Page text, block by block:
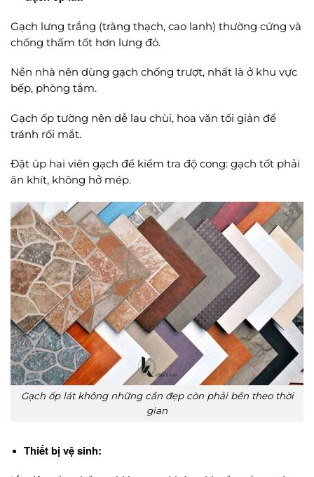
Gạch lưng trắng (tràng thạch, cao lanh) thường cứng và
chống thấm tốt hơn lưng đỏ.
Nền nhà nên dùng gạch chống trượt, nhất là ở khu vực
bếp, phòng tắm.
Gạch ốp tường nên dễ lau chùi, hoa văn tối giản để
tránh rối mắt.
Đặt úp hai viên gạch để kiểm tra độ cong: gạch tốt phải
ăn khít, không hở mép.
Gạch ốp lát không những cần đẹp còn phải bền theo thời
gian
Thiết bị vệ sinh: